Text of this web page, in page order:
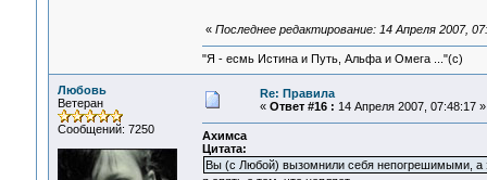
« Последнее редактирование: 14 Апреля 2007,
"Я - есмь Истина и Путь, Альфа и Омега ..."(с)
Любовь
Ветеран
Сообщений: 7250
Re: Правила
« Ответ #16 : 14 Апреля 2007, 07:48:17 »
Ахимса
Цитата:
Вы (с Любой) вызомнили себя непогрешимыми, а